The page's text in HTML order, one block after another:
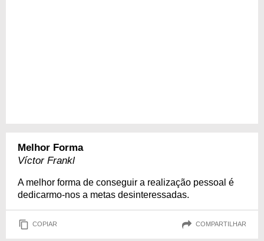
Melhor Forma
Víctor Frankl
A melhor forma de conseguir a realização pessoal é
dedicarmo-nos a metas desinteressadas.
COPIAR COMPARTILHAR